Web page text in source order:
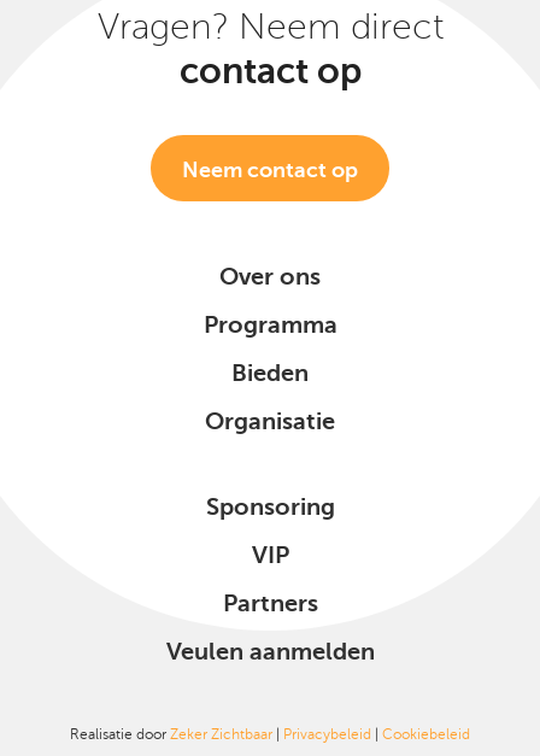
Vragen? Neem direct
contact op
Neem contact op
Over ons
Programma
Bieden
Organisatie
Sponsoring
VIP
Partners
Veulen aanmelden
Realisatie door Zeker Zichtbaar Privacybeleid Cookiebeleid